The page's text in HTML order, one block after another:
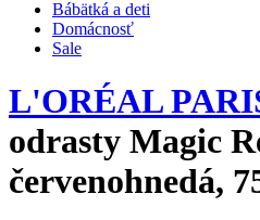
Bábätká a deti
Domácnosť
Sale
L'ORÉAL
odrasty Magic
červenohnedá,